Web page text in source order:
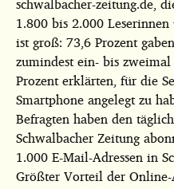
1.800 bis 2.000
ist groß: 73,6 Prozent
zumindest ein- bis
Prozent erklärten, für die
Smartphone angelegt zu
Befragten haben den
Schwalbacher Zeitung
1.000 E-Mail-Adressen in
Größter Vorteil der Online-